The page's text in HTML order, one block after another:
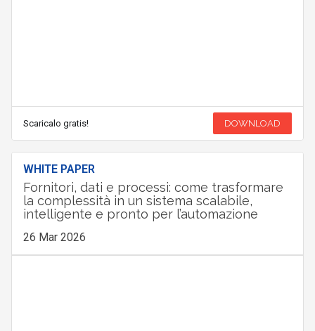
Scaricalo gratis! DOWNLOAD
WHITE PAPER
Fornitori, dati e processi: come trasformare
la complessità in un sistema scalabile,
intelligente e pronto per l’automazione
26 Mar 2026